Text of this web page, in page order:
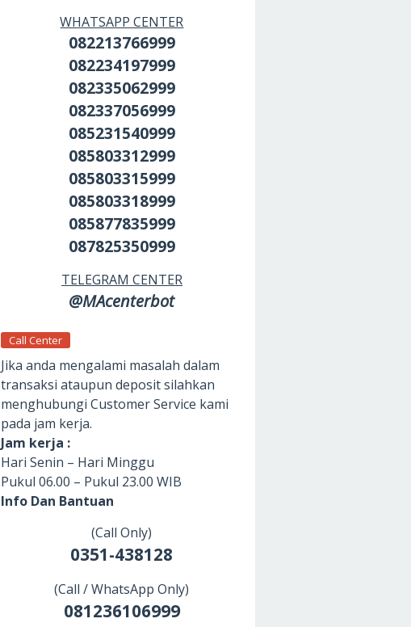
WHATSAPP CENTER
082213766999
082234197999
082335062999
082337056999
085231540999
085803312999
085803315999
085803318999
085877835999
087825350999
TELEGRAM CENTER
@MAcenterbot
Call Center
Jika anda mengalami masalah dalam
transaksi ataupun deposit silahkan
menghubungi Customer Service kami
pada jam kerja.
Jam kerja :
Hari Senin – Hari Minggu
Pukul 06.00 – Pukul 23.00 WIB
Info Dan Bantuan
(Call Only)
0351-438128
(Call / WhatsApp Only)
081236106999